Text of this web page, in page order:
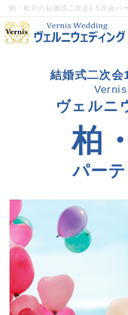
柏・松戸の結婚式二次会1.5次会パ
結婚式二次
ヴェルニ
柏
パー